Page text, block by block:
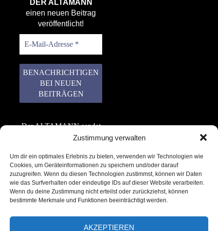
Zustimmung verwalten
Um dir ein optimales Erlebnis zu bieten, verwenden wir Technologien wie
Cookies, um Geräteinformationen zu speichern und/oder darauf
zuzugreifen. Wenn du diesen Technologien zustimmst, können wir Daten
wie das Surfverhalten oder eindeutige IDs auf dieser Website verarbeiten.
Wenn du deine Zustimmung nicht erteilst oder zurückziehst, können
bestimmte Merkmale und Funktionen beeinträchtigt werden.
AKZEPTIEREN
DER ALTAMANN
einen neuen Beitrag
veröffentlicht!
Der ALTAMANN sendet
keinen Spam! Er gibt
weiter. Erfahre mehr in
unserer
Datenschutzerklärung.